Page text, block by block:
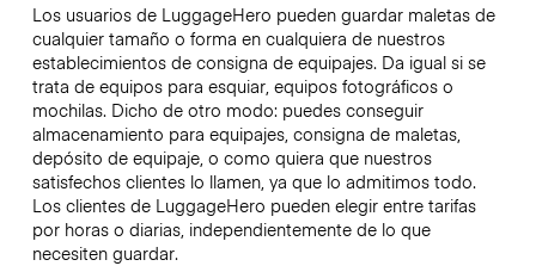
Los usuarios de LuggageHero pueden guardar maletas de
cualquier tamaño o forma en cualquiera de nuestros
establecimientos de consigna de equipajes. Da igual si se
trata de equipos para esquiar, equipos fotográficos o
mochilas. Dicho de otro modo: puedes conseguir
almacenamiento para equipajes, consigna de maletas,
depósito de equipaje, o como quiera que nuestros
satisfechos clientes lo llamen, ya que lo admitimos todo.
Los clientes de LuggageHero pueden elegir entre tarifas
por horas o diarias, independientemente de lo que
necesiten guardar.